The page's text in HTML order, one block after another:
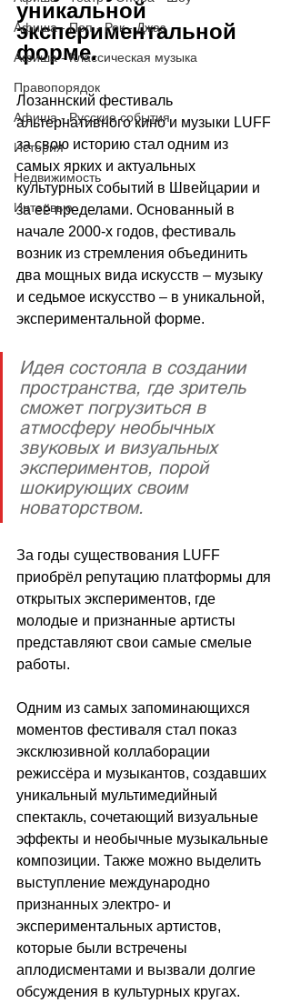
Афиша - Поп - Рок - Джаз
Афиша - Классическая музыка
Правопорядок
Афиша - Русские события
История
Недвижимость
Интервью
уникальной
экспериментальной
форме.
Лозаннский фестиваль
альтернативного кино и музыки LUFF
за свою историю стал одним из
самых ярких и актуальных
культурных событий в Швейцарии и
за её пределами. Основанный в
начале 2000-х годов, фестиваль
возник из стремления объединить
два мощных вида искусств – музыку
и седьмое искусство – в уникальной,
экспериментальной форме.
Идея состояла в создании
пространства, где зритель
сможет погрузиться в
атмосферу необычных
звуковых и визуальных
экспериментов, порой
шокирующих своим
новаторством.
За годы существования LUFF
приобрёл репутацию платформы для
открытых экспериментов, где
молодые и признанные артисты
представляют свои самые смелые
работы.
Одним из самых запоминающихся
моментов фестиваля стал показ
эксклюзивной коллаборации
режиссёра и музыкантов, создавших
уникальный мультимедийный
спектакль, сочетающий визуальные
эффекты и необычные музыкальные
композиции. Также можно выделить
выступление международно
признанных электро- и
экспериментальных артистов,
которые были встречены
аплодисментами и вызвали долгие
обсуждения в культурных кругах.